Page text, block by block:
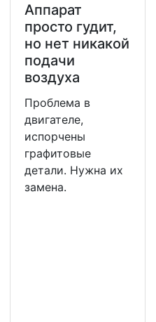
Аппарат
просто гудит,
но нет никакой
подачи
воздуха
Проблема в
двигателе,
испорчены
графитовые
детали. Нужна их
замена.